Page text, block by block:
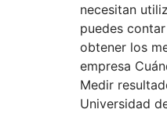
necesitan
puedes
obtener los
empresa
Medir
Universidad